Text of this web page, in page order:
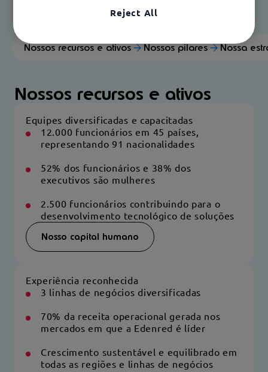
Nossos recursos e ativos Nossos pilares Nossa
Nossos recursos e ativos
Equipes diversificadas e capacitadas
12.000 funcionários em 45 países,
representando 91 nacionalidades
52% dos funcionários e 38% dos
executivos são mulheres
2.500 funcionários contribuindo para o
desenvolvimento tecnológico de soluções
Nosso capital humano
Experiência reconhecida
3 linhas de negócios diversificadas
70% da receita operacional gerada nos
mercados em que a Edenred é líder
Crescimento sustentável e equilibrado em
todas as regiões e linhas de negócios
Reject All